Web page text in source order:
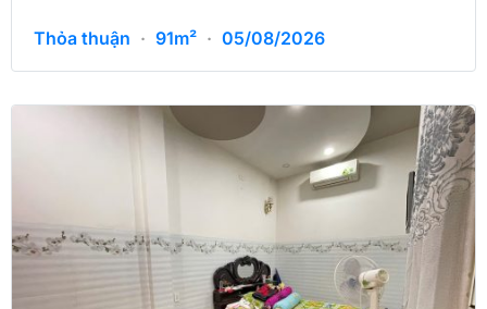
Thỏa thuận · 91m² · 05/08/2026